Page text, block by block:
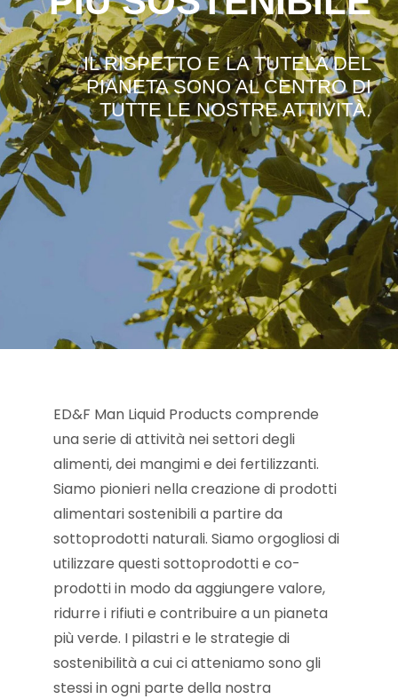
Lavora con noi
Contatti
IL RISPETTO E LA TUTELA DEL
PIANETA SONO AL CENTRO DI
TUTTE LE NOSTRE ATTIVITÀ.
ED&F Man Liquid Products comprende
una serie di attività nei settori degli
alimenti, dei mangimi e dei fertilizzanti.
Siamo pionieri nella creazione di prodotti
alimentari sostenibili a partire da
sottoprodotti naturali. Siamo orgogliosi di
utilizzare questi sottoprodotti e co-
prodotti in modo da aggiungere valore,
ridurre i rifiuti e contribuire a un pianeta
più verde. I pilastri e le strategie di
sostenibilità a cui ci atteniamo sono gli
stessi in ogni parte della nostra